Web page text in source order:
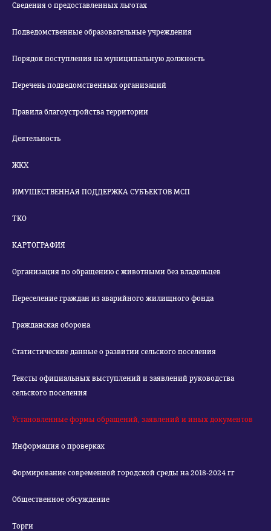
Сведения о предоставленных льготах
Подведомственные образовательные учреждения
Порядок поступления на муниципальную должность
Перечень подведомственных организаций
Правила благоустройства территории
Деятельность
ЖКХ
ИМУЩЕСТВЕННАЯ ПОДДЕРЖКА СУБЪЕКТОВ МСП
ТКО
КАРТОГРАФИЯ
Организация по обращению с животными без владельцев
Переселение граждан из аварийного жилищного фонда
Гражданская оборона
Статистические данные о развитии сельского поселения
Тексты официальных выступлений и заявлений руководства
сельского поселения
Установленные формы обращений, заявлений и иных документов
Информация о проверках
Формирование современной городской среды на 2018-2024 гг
Общественное обсуждение
Торги